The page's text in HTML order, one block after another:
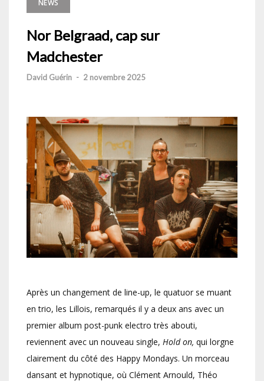
NEWS
Nor Belgraad, cap sur
Madchester
David Guérin - 2 novembre 2025
Après un changement de line-up, le quatuor se muant
en trio, les Lillois, remarqués il y a deux ans avec un
premier album post-punk electro très abouti,
reviennent avec un nouveau single, Hold on, qui lorgne
clairement du côté des Happy Mondays. Un morceau
dansant et hypnotique, où Clément Arnould, Théo